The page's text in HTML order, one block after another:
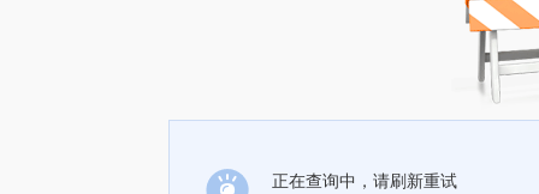
正在查询中，请刷新重试